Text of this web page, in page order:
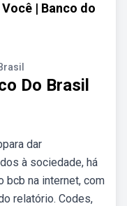
| Banco do
Do Brasil
dar
à sociedade, há
bcb na internet, com
relatório. Codes,